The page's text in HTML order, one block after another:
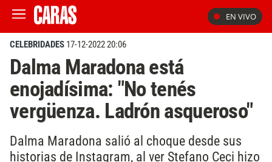
EN VIVO
CELEBRIDADES 17-12-2022 20:06
Dalma Maradona está
enojadísima: "No tenés
vergüenza. Ladrón asqueroso"
Dalma Maradona salió al choque desde sus
historias de Instagram, al ver Stefano Ceci hizo